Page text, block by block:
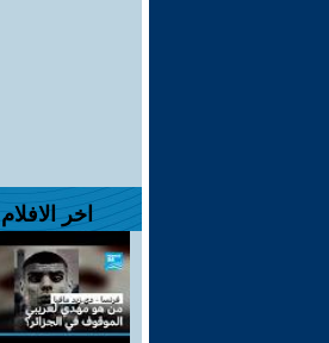
اخر الافلام